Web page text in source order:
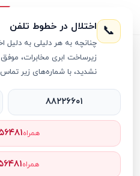
مک بوک ایر M4 ›
مک بوک ایر M4
۲۸۴٬۴۳۰٬۰۰۰ تومان
📞 اختلال در خطوط تلفن
چنانچه به هر دلیلی به دلیل
زیرساخت ابری مخابرات،
نشدید، با شماره‌های زیر
۸۸۲۲۶۶۰۱
همراه
همراه